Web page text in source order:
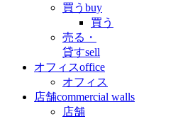
買う buy
買う
売る・
貸すsell
オフィスoffice
オフィス
店舗commercial walls
店舗